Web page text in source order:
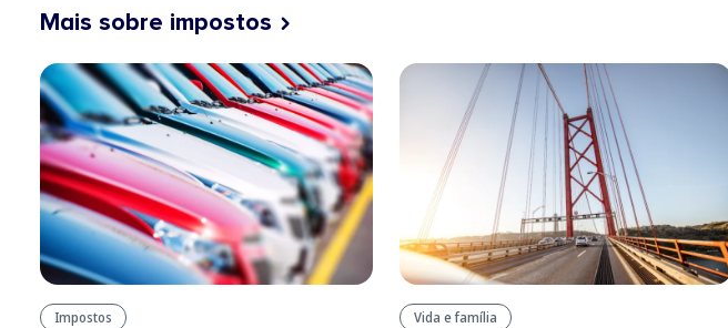
Mais sobre impostos
Impostos Vida e família